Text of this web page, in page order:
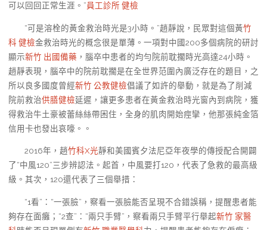
可以回回正常生涯。”員工診所 健檢
“可是溶栓的黃金救治時光是3小時。”趙靜說，民眾對這個黃竹
科 健檢金救治時光的概念很是單薄。一項對中國200多個病院的研討
顯示新竹 出國備藥 ，腦卒中患者的均勻院前耽擱時光高達24小時。
趙靜表現，腦卒中的院前耽擱是在全世界范圍內廣泛存在的題目，之
所以良多國度曾經新竹 公教健檢倡議了如許的舉動，就是為了削減
院前救治供膳健檢延遲，讓更多患者在黃金救治時光窗內到病院，獲
得救治牛土豪被蕾絲絲帶困住，全身的肌肉開始痙攣，他那張純金箔
信用卡也發出哀嚎。。
2016年，趙竹科X光靜和美國賓夕法尼亞年夜學的傳授配合開闢
了“中風120”三步辨認法。起首，中風要打120，代表了急救的最高級
級。其次，120還代表了三個舉措：
“1看”：“一張臉”，察看一張臉能否呈現不合錯誤稱，提醒患者能
夠存在面癱；“2查”：“兩只手臂”，察看兩只手臂平行舉起新竹 家醫